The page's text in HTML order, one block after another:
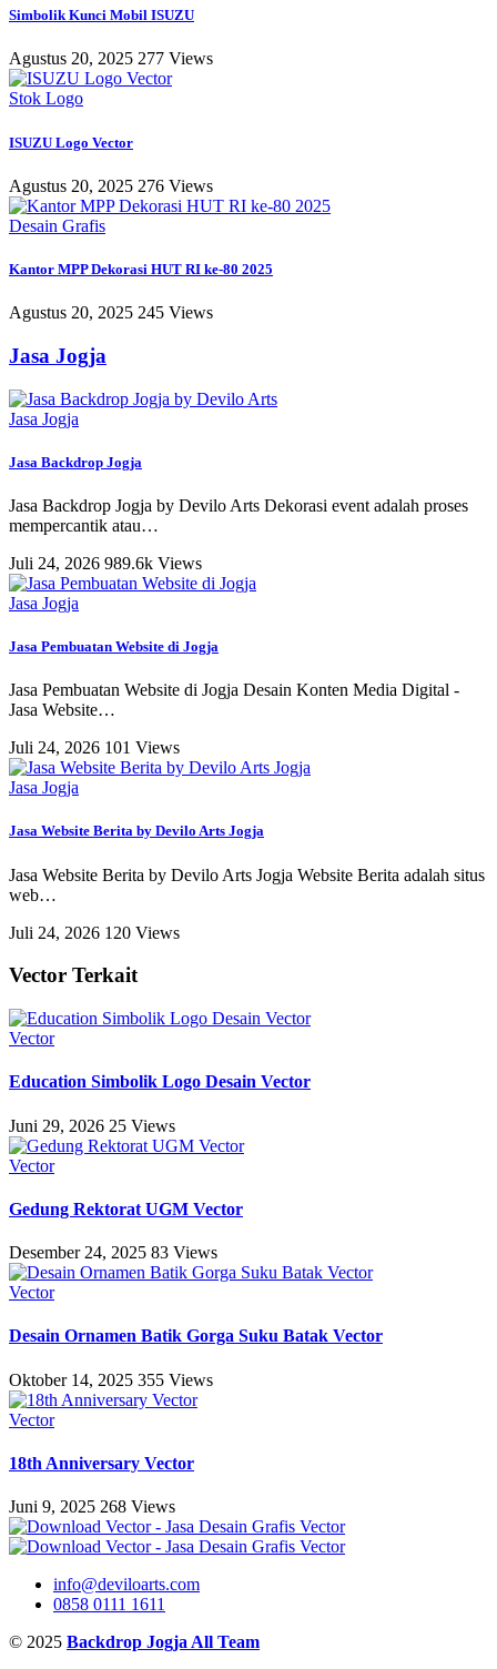
Simbolik Kunci Mobil ISUZU
Agustus 20, 2025 277 Views
Stok Logo
ISUZU Logo Vector
Agustus 20, 2025 276 Views
Desain Grafis
Kantor MPP Dekorasi HUT RI ke-80 2025
Agustus 20, 2025 245 Views
Jasa Jogja
Jasa Jogja
Jasa Backdrop Jogja
Jasa Backdrop Jogja by Devilo Arts Dekorasi event adalah proses
mempercantik atau…
Juli 24, 2026 989.6k Views
Jasa Jogja
Jasa Pembuatan Website di Jogja
Jasa Pembuatan Website di Jogja Desain Konten Media Digital -
Jasa Website…
Juli 24, 2026 101 Views
Jasa Jogja
Jasa Website Berita by Devilo Arts Jogja
Jasa Website Berita by Devilo Arts Jogja Website Berita adalah situs
web…
Juli 24, 2026 120 Views
Vector Terkait
Vector
Education Simbolik Logo Desain Vector
Juni 29, 2026 25 Views
Vector
Gedung Rektorat UGM Vector
Desember 24, 2025 83 Views
Vector
Desain Ornamen Batik Gorga Suku Batak Vector
Oktober 14, 2025 355 Views
Vector
18th Anniversary Vector
Juni 9, 2025 268 Views
info@deviloarts.com
0858 0111 1611
© 2025 Backdrop Jogja All Team